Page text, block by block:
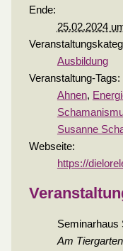
Ende:
25.02.2024
Ausbildung
Veranstaltung-Tags:
Ahnen,
Susanne
Webseite:
https://
Seminarhaus
Am